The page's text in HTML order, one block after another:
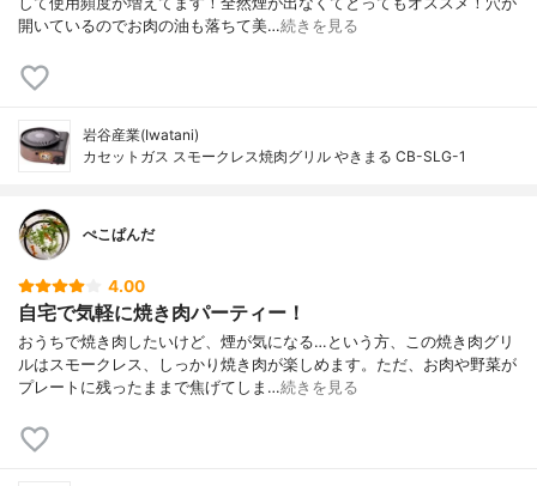
開いているのでお肉の油も落ちて美…続きを見る
岩谷産業(Iwatani)
カセットガス スモークレス焼肉グリル やきまる CB-SLG-1
ぺこぱんだ
4.00
自宅で気軽に焼き肉パーティー！
おうちで焼き肉したいけど、煙が気になる…という方、この焼き肉グリ
ルはスモークレス、しっかり焼き肉が楽しめます。ただ、お肉や野菜が
プレートに残ったままで焦げてしま…続きを見る